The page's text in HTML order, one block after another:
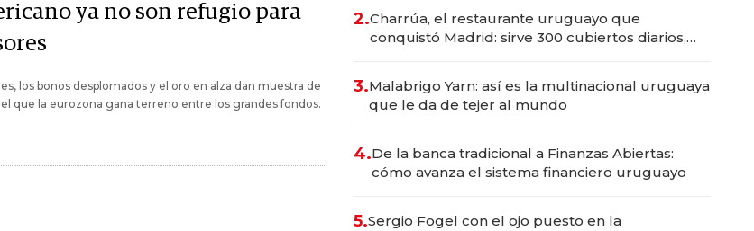
ya no son refugio para
los bonos desplomados y el oro en alza dan muestra de
que la eurozona gana terreno entre los grandes fondos.
2.Charrúa, el restaurante uruguayo que
conquistó Madrid: sirve 300 cubiertos diarios,
3.Malabrigo Yarn: así es la multinacional uruguaya
que le da de tejer al mundo
4.De la banca tradicional a Finanzas Abiertas:
cómo avanza el sistema financiero uruguayo
5.Sergio Fogel con el ojo puesto en la